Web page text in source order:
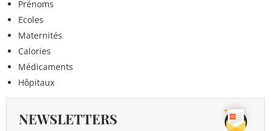
Prénoms
Ecoles
Maternités
Calories
Médicaments
Hôpitaux
NEWSLETTERS